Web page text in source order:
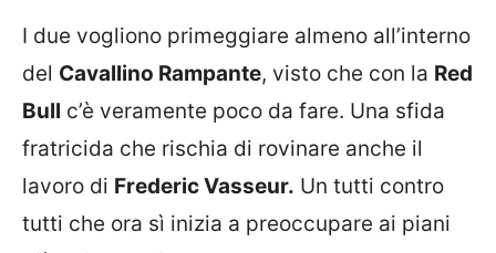
I due vogliono primeggiare almeno all’interno
del Cavallino Rampante, visto che con la Red
Bull c’è veramente poco da fare. Una sfida
fratricida che rischia di rovinare anche il
lavoro di Frederic Vasseur. Un tutti contro
tutti che ora sì inizia a preoccupare ai piani